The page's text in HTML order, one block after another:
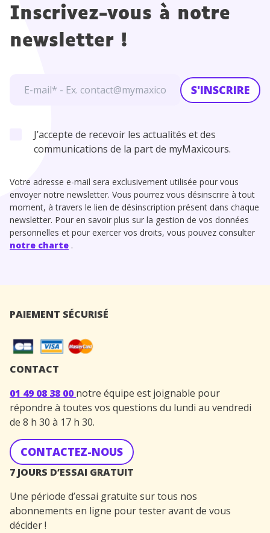
Inscrivez-vous à notre
newsletter !
S'INSCRIRE
J’accepte de recevoir les actualités et des
communications de la part de myMaxicours.
Votre adresse e-mail sera exclusivement utilisée pour vous
envoyer notre newsletter. Vous pourrez vous désinscrire à tout
moment, à travers le lien de désinscription présent dans chaque
newsletter. Pour en savoir plus sur la gestion de vos données
personnelles et pour exercer vos droits, vous pouvez consulter
notre charte .
PAIEMENT SÉCURISÉ
CONTACT
01 49 08 38 00 notre équipe est joignable pour
répondre à toutes vos questions du lundi au vendredi
de 8 h 30 à 17 h 30.
CONTACTEZ-NOUS
7 JOURS D’ESSAI GRATUIT
Une période d’essai gratuite sur tous nos
abonnements en ligne pour tester avant de vous
décider !